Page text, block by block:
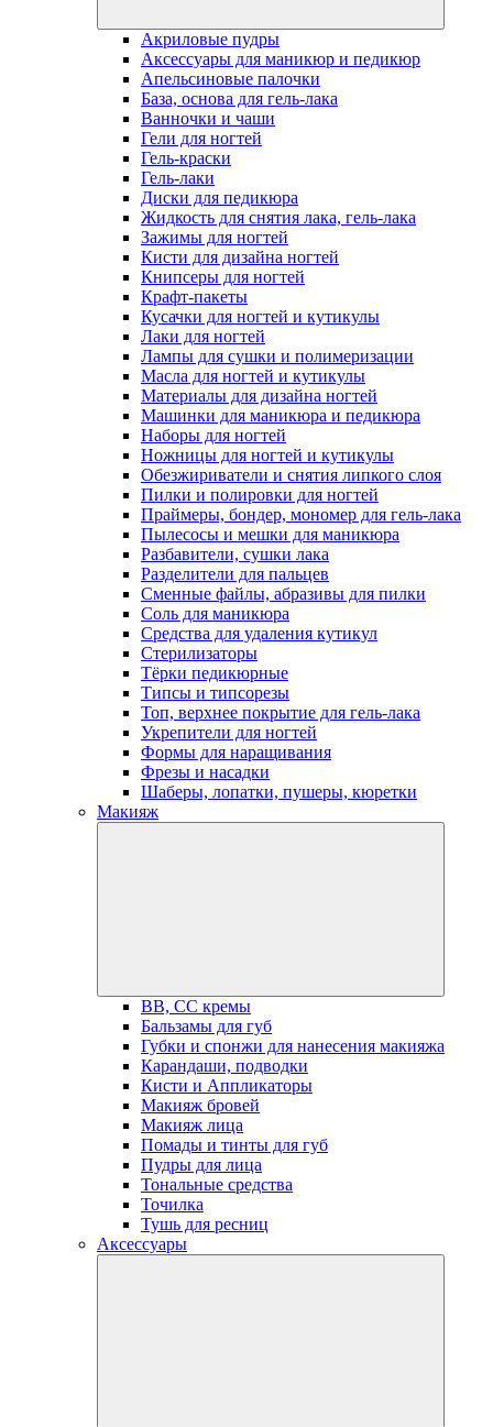
Акриловые пудры
Аксессуары для маникюр и педикюр
Апельсиновые палочки
База, основа для гель-лака
Ванночки и чаши
Гели для ногтей
Гель-краски
Гель-лаки
Диски для педикюра
Жидкость для снятия лака, гель-лака
Зажимы для ногтей
Кисти для дизайна ногтей
Книпсеры для ногтей
Крафт-пакеты
Кусачки для ногтей и кутикулы
Лаки для ногтей
Лампы для сушки и полимеризации
Масла для ногтей и кутикулы
Материалы для дизайна ногтей
Машинки для маникюра и педикюра
Наборы для ногтей
Ножницы для ногтей и кутикулы
Обезжириватели и снятия липкого слоя
Пилки и полировки для ногтей
Праймеры, бондер, мономер для гель-лака
Пылесосы и мешки для маникюра
Разбавители, сушки лака
Разделители для пальцев
Сменные файлы, абразивы для пилки
Соль для маникюра
Средства для удаления кутикул
Стерилизаторы
Тёрки педикюрные
Типсы и типсорезы
Топ, верхнее покрытие для гель-лака
Укрепители для ногтей
Формы для наращивания
Фрезы и насадки
Шаберы, лопатки, пушеры, кюретки
Макияж
BB, СС кремы
Бальзамы для губ
Губки и спонжи для нанесения макияжа
Карандаши, подводки
Кисти и Аппликаторы
Макияж бровей
Макияж лица
Помады и тинты для губ
Пудры для лица
Тональные средства
Точилка
Тушь для ресниц
Аксессуары